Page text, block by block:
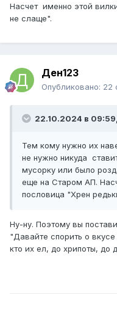
Насчет именно этой
не слаще".
Ден123
Опубликовано: 22
22.10.2024 в 09:59,
Тем кому нужно их
не нужно никуда
мусорку или было
еще на Старом АП.
пословица "Хрен
Ну-ну. Поэтому вы
"Давайте спорить о вкусе
кто их ел, до хрипоты, до